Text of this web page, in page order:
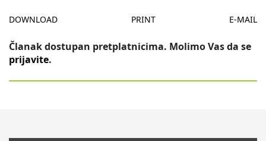
DOWNLOAD PRINT E-MAIL
Članak dostupan pretplatnicima. Molimo Vas da se
prijavite.